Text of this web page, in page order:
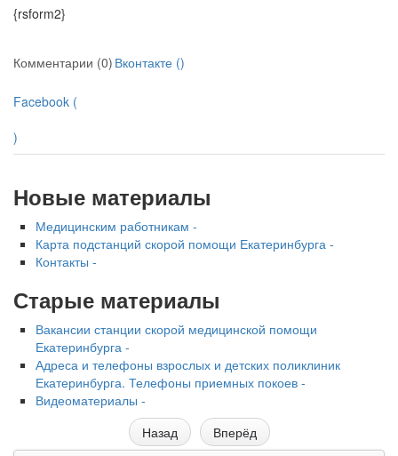
встрече с журналистами ведущих...
Местная анестезия развивает кардиотоксичность
здравоохранения озвучила
острой кардиотоксичности и
роста сопутствующих
осложнений от...
Закон о праве родителей находиться с детьми в
реанимации внесен в Госдуму
Соответствующий
{rsform2}
Комментарии (0) Вконтакте ()
Facebook (
)
Новые материалы
Медицинским работникам -
Карта подстанций скорой помощи Екатеринбурга -
Контакты -
Старые материалы
Вакансии станции скорой медицинской помощи
Екатеринбурга -
Адреса и телефоны взрослых и детских поликлиник
Екатеринбурга. Телефоны приемных покоев -
Видеоматериалы -
Назад
Вперёд